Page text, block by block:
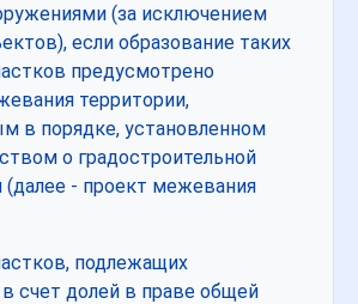
(за исключением
если образование таких
предусмотрено
территории,
в порядке, установленном
о градостроительной
(далее - проект межевания
подлежащих
счет долей в праве общей